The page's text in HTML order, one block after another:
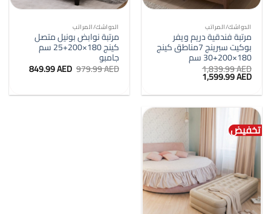
الدواشك/المراتب
مرتبة فندقية دريم ويفر
بوكيت سبرينج 7مناطق كينج
180×200+30 سم
1,839.99AED
السعر
الأصلي
هو:
1,839.99 AED.
1,599.99AED
هو:
1,599.99 AED.
الدواشك/المراتب
مرتبة نوابض بونيل متصل
كينج 180×200+25 سم
جامبو
979.99AED السعر
الأصلي
979.99 AED.
849.99AED السعر
الحالي
849.99 AED.
تخفيض